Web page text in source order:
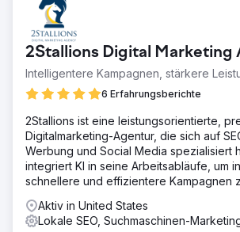
Patientenstamm von hauptsächlich
gesamte südostasiatische Region
Zur Agenturseite
2Stallions Digital Marketing
Intelligentere Kampagnen, stärkere
6 Erfahrungsberichte
2Stallions ist eine leistungsorientierte,
Digitalmarketing-Agentur, die sich auf
Werbung und Social Media spezialisiert
integriert KI in seine Arbeitsabläufe, um
schnellere und effizientere Kampagnen
Aktiv in United States
Lokale SEO, Suchmaschinen-